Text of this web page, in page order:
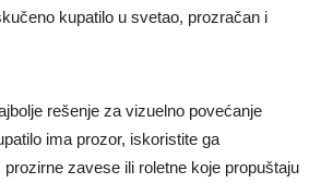
kupatilo u svetao, prozračan i
rešenje za vizuelno povećanje
ima prozor, iskoristite ga
zavese ili roletne koje propuštaju